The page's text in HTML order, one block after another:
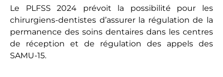
Le PLFSS 2024 prévoit la possibilité pour les
chirurgiens-dentistes d’assurer la régulation de la
permanence des soins dentaires dans les centres
de réception et de régulation des appels des
SAMU-15.